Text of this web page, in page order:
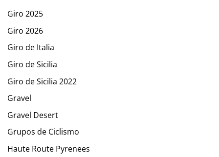
Giro 2025
Giro 2026
Giro de Italia
Giro de Sicilia
Giro de Sicilia 2022
Gravel
Gravel Desert
Grupos de Ciclismo
Haute Route Pyrenees